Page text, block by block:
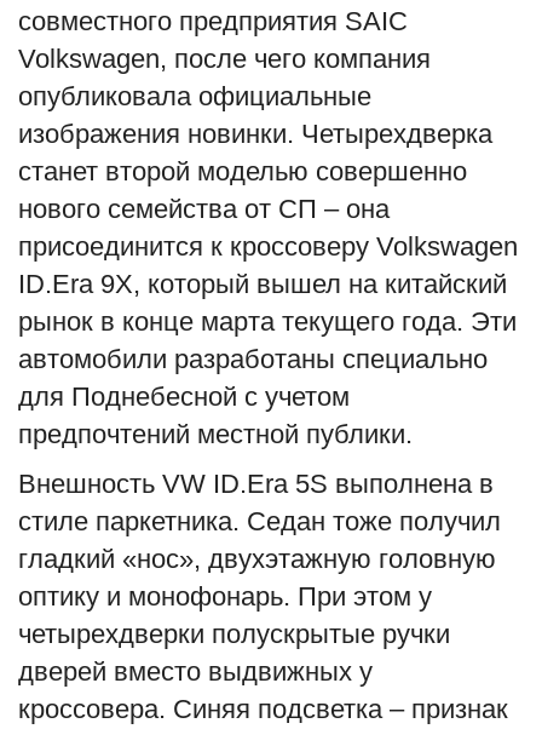
совместного предприятия SAIC
Volkswagen, после чего компания
опубликовала официальные
изображения новинки. Четырехдверка
станет второй моделью совершенно
нового семейства от СП – она
присоединится к кроссоверу Volkswagen
ID.Era 9X, который вышел на китайский
рынок в конце марта текущего года. Эти
автомобили разработаны специально
для Поднебесной с учетом
предпочтений местной публики.
Внешность VW ID.Era 5S выполнена в
стиле паркетника. Седан тоже получил
гладкий «нос», двухэтажную головную
оптику и монофонарь. При этом у
четырехдверки полускрытые ручки
дверей вместо выдвижных у
кроссовера. Синяя подсветка – признак